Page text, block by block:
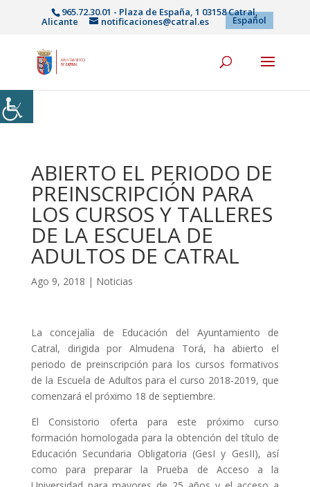
965.72.30.01 - Plaza de España, 1 03158 Catral,
Alicante notificaciones@catral.es Español
ABIERTO EL PERIODO DE
PREINSCRIPCIÓN PARA
LOS CURSOS Y TALLERES
DE LA ESCUELA DE
ADULTOS DE CATRAL
Ago 9, 2018 | Noticias
La concejalía de Educación del Ayuntamiento de
Catral, dirigida por Almudena Torá, ha abierto el
periodo de preinscripción para los cursos formativos
de la Escuela de Adultos para el curso 2018-2019, que
comenzará el próximo 18 de septiembre.
El Consistorio oferta para este próximo curso
formación homologada para la obtención del título de
Educación Secundaria Obligatoria (GesI y GesII), así
como para preparar la Prueba de Acceso a la